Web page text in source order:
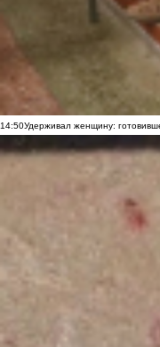
14:50Удерживал женщину: